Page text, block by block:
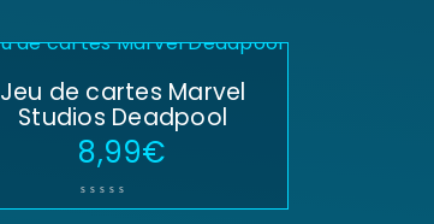
Jeu de cartes Marvel
Studios Deadpool
8,99€